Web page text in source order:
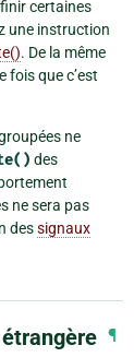
certaines
une instruction
. De la même
fois que c’est
ne
des
ne sera pas
dessignaux
¶